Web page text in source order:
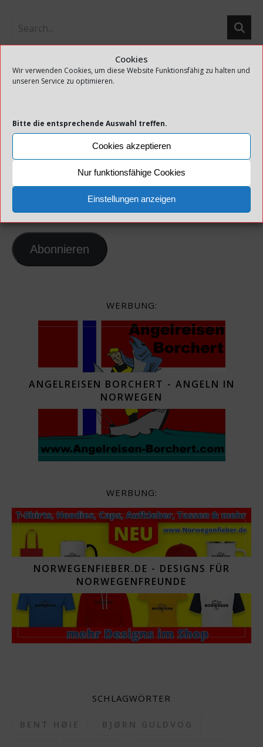
Cookies
Wir verwenden Cookies, um diese Website Funktionsfähig zu halten und
unseren Service zu optimieren.
Bitte die entsprechende Auswahl treffen.
Cookies akzeptieren
Nur funktionsfähige Cookies
Einstellungen anzeigen
BLOG VIA E-MAIL ABONNIEREN
Gib deine E-Mail-Adresse an, um diesen
Blog zu abonnieren und
Benachrichtigungen über neue Beiträge
via E-Mail zu erhalten.
E-Mail-Adresse
Abonnieren
WERBUNG:
ANGELREISEN BORCHERT - ANGELN IN
NORWEGEN
WERBUNG:
NORWEGENFIEBER.DE - DESIGNS FÜR
NORWEGENFREUNDE
SCHLAGWÖRTER
BENT HØIE BJØRN GULDVOG